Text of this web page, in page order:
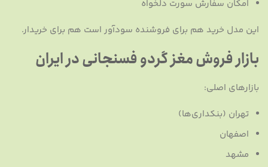
امکان سفارش سورت دلخواه
این مدل خرید هم برای فروشنده سودآور است هم برای خریدار.
بازار فروش مغز گردو فسنجانی در ایران
بازارهای اصلی:
تهران (بنکداری‌ها)
اصفهان
مشهد